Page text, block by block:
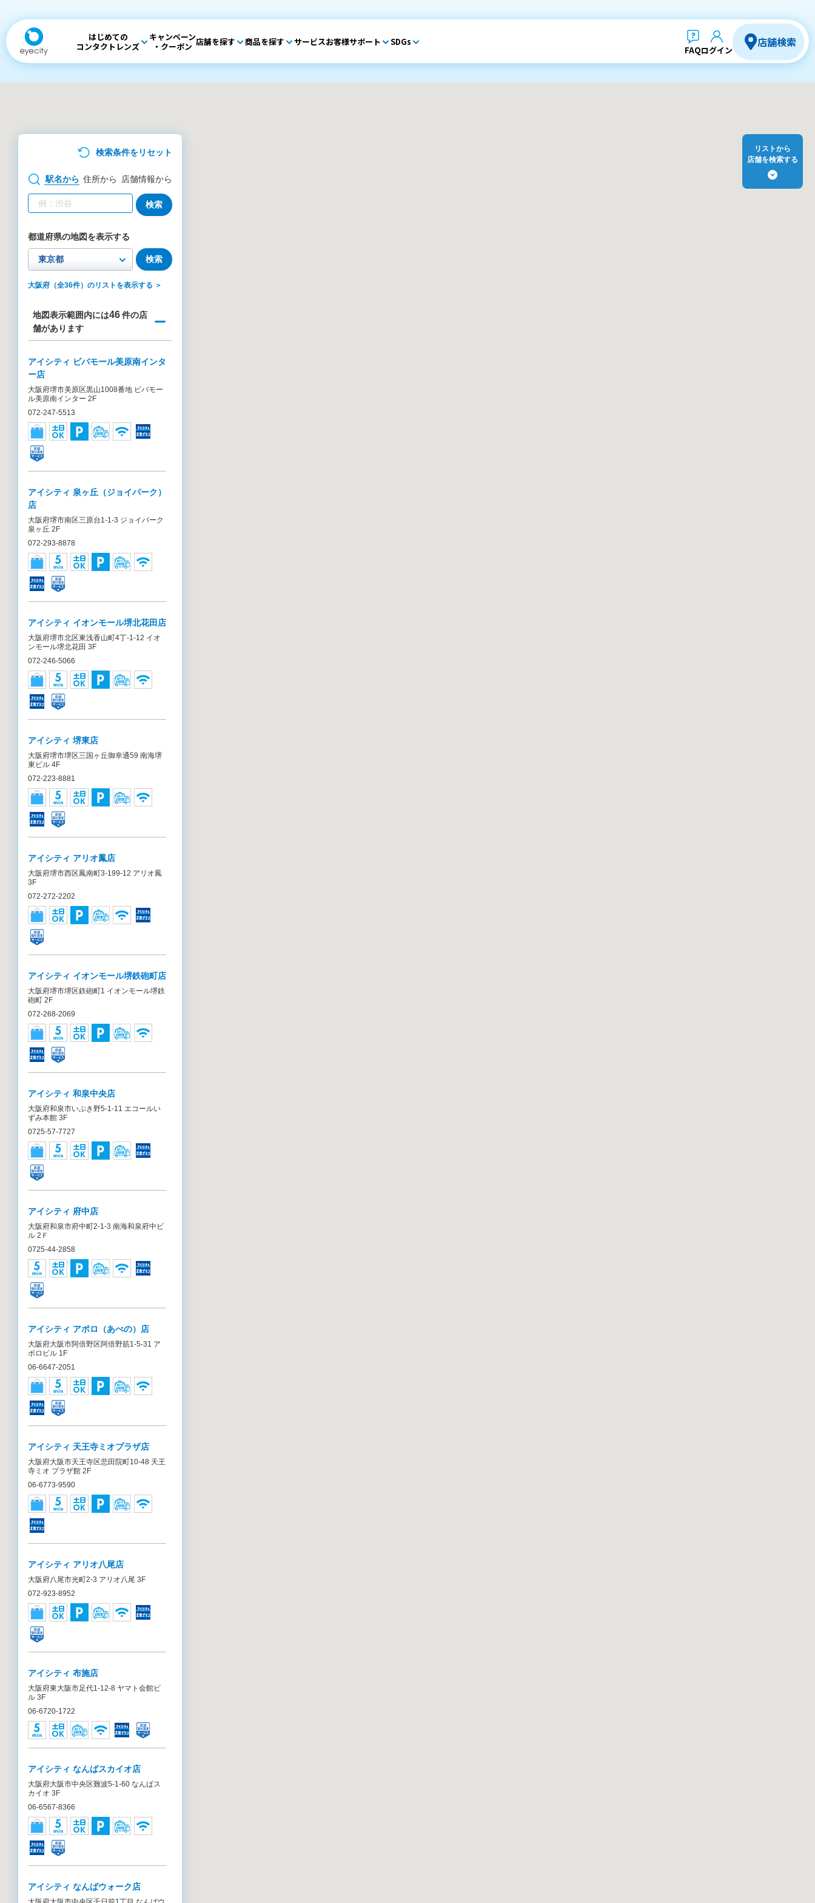
はじめての
コンタクトレンズ
キャンペーン
・クーポン 店舗を探す 商品を探す サービスお客様サポート SDGs
FAQログイン
店舗検索
検索条件をリセット
駅名から 住所から 店舗情報から
検索
都道府県の地図を表示する
検索
大阪府（全36件）のリストを表示する ＞
地図表示範囲内には46件の店
舗があります
アイシティ ビバモール美原南インタ
ー店
大阪府堺市美原区黒山1008番地 ビバモー
ル美原南インター 2F
072-247-5513
アイシティ 泉ヶ丘（ジョイパーク）
店
大阪府堺市南区三原台1-1-3 ジョイパーク
泉ヶ丘 2F
072-293-8878
アイシティ イオンモール堺北花田店
大阪府堺市北区東浅香山町4丁-1-12 イオ
ンモール堺北花田 3F
072-246-5066
アイシティ 堺東店
大阪府堺市堺区三国ヶ丘御幸通59 南海堺
東ビル 4F
072-223-8881
アイシティ アリオ鳳店
大阪府堺市西区鳳南町3-199-12 アリオ鳳
3F
072-272-2202
アイシティ イオンモール堺鉄砲町店
大阪府堺市堺区鉄砲町1 イオンモール堺鉄
砲町 2F
072-268-2069
アイシティ 和泉中央店
大阪府和泉市いぶき野5-1-11 エコールい
ずみ本館 3F
0725-57-7727
アイシティ 府中店
大阪府和泉市府中町2-1-3 南海和泉府中ビ
ル 2Ｆ
0725-44-2858
アイシティ アポロ（あべの）店
大阪府大阪市阿倍野区阿倍野筋1-5-31 ア
ポロビル 1F
06-6647-2051
アイシティ 天王寺ミオプラザ店
大阪府大阪市天王寺区悲田院町10-48 天王
寺ミオ プラザ館 2F
06-6773-9590
アイシティ アリオ八尾店
大阪府八尾市光町2-3 アリオ八尾 3F
072-923-8952
アイシティ 布施店
大阪府東大阪市足代1-12-8 ヤマト会館ビ
ル 3F
06-6720-1722
アイシティ なんばスカイオ店
大阪府大阪市中央区難波5-1-60 なんばス
カイオ 3F
06-6567-8366
アイシティ なんばウォーク店
リストから
店舗を検索する